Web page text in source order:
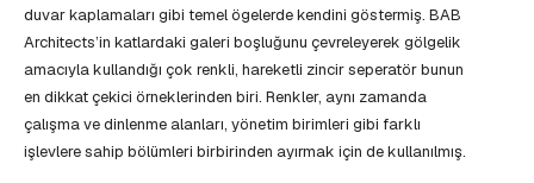
duvar kaplamaları gibi temel ögelerde kendini göstermiş. BAB
Architects’in katlardaki galeri boşluğunu çevreleyerek gölgelik
amacıyla kullandığı çok renkli, hareketli zincir seperatör bunun
en dikkat çekici örneklerinden biri. Renkler, aynı zamanda
çalışma ve dinlenme alanları, yönetim birimleri gibi farklı
işlevlere sahip bölümleri birbirinden ayırmak için de kullanılmış.